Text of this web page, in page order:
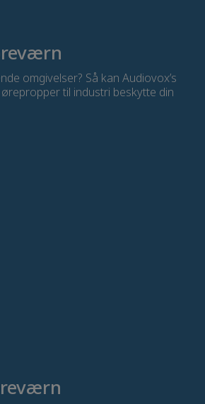
omgivelser? Så kan Audiovox’s
til industri beskytte din